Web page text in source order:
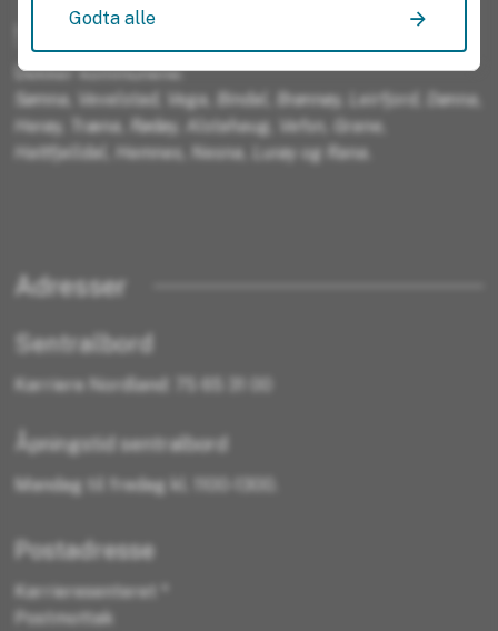
Helgeland
Dekker kommunene:
Sømna, Vevelstad, Vega, Bindal, Brønnøy, Leirfjord, Dønna,
Herøy, Træna, Rødøy, Alstahaug, Vefsn, Grane,
Hattfjelldal, Hemnes, Nesna, Lurøy og Rana.
Adresser
Sentralbord
Karriere Nordland: 75 65 31 00
Åpningstid sentralbord
Mandag til fredag kl. 1100-1300.
Postadresse
Karrieresenteret *
Postmottak
Godta alle